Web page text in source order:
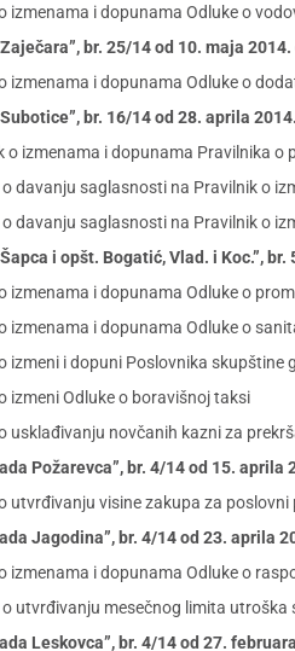
izmenama i dopunama Odluke o
br. 25/14 od 10. maja
izmenama i dopunama Odluke o
br. 16/14 od 28. aprila
o izmenama i dopunama Pravilnika
o davanju saglasnosti na Pravilnik o
o davanju saglasnosti na Pravilnik o
i opšt. Bogatić, Vlad. i Koc.”,
izmenama i dopunama Odluke o
izmenama i dopunama Odluke o
izmeni i dopuni Poslovnika skupštine
izmeni Odluke o boravišnoj taksi
usklađivanju novčanih kazni za
Požarevca”, br. 4/14 od 15. aprila
utvrđivanju visine zakupa za
Jagodina”, br. 4/14 od 23. aprila
izmenama i dopunama Odluke o
o utvrđivanju mesečnog limita
Leskovca”, br. 4/14 od 27.